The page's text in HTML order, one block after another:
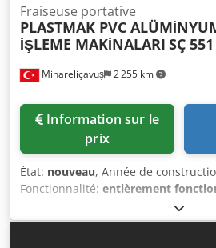
Minareliçavuş 2 255 km
Fraiseuse portative
PLASTMAK PVC
İŞLEME MAKİNALARI SÇ
prix
État: nouveau, Année de
Fonctionnalité: entièrement
SÇ 551 S
• Utilisé pour l’usinage de
charnière, crémone et rainures de